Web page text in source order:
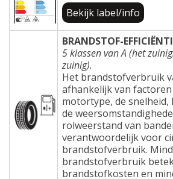
Bekijk label/info
BRANDSTOF-
5 klassen van A (het
zuinig).
Het brandstofverbruik
afhankelijk van
motortype, de
de
rolweerstand van
verantwoordelijk voor
brandstofverbruik.
brandstofverbruik
brandstofkosten en